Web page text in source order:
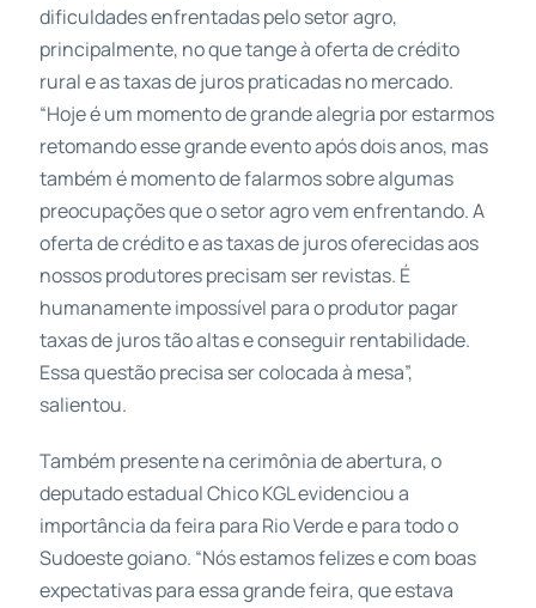
dificuldades enfrentadas pelo setor agro,
principalmente, no que tange à oferta de crédito
rural e as taxas de juros praticadas no mercado.
“Hoje é um momento de grande alegria por estarmos
retomando esse grande evento após dois anos, mas
também é momento de falarmos sobre algumas
preocupações que o setor agro vem enfrentando. A
oferta de crédito e as taxas de juros oferecidas aos
nossos produtores precisam ser revistas. É
humanamente impossível para o produtor pagar
taxas de juros tão altas e conseguir rentabilidade.
Essa questão precisa ser colocada à mesa”,
salientou.
Também presente na cerimônia de abertura, o
deputado estadual Chico KGL evidenciou a
importância da feira para Rio Verde e para todo o
Sudoeste goiano. “Nós estamos felizes e com boas
expectativas para essa grande feira, que estava